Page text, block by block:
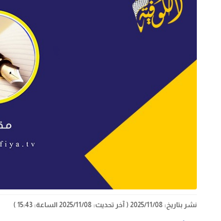
نشر بتاريخ: 2025/11/08 ( آخر تحديث: 2025/11/08 الساعة: 15:43 )